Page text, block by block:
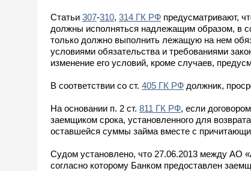
Статьи 307-310, 314 ГК РФ предусматривают,
должны исполняться надлежащим образом, в
только должно выполнить лежащую на нем
условиями обязательства и требованиями
изменение его условий, кроме случаев,
В соответствии со ст. 405 ГК РФ должник,
На основании п. 2 ст. 811 ГК РФ, если
заемщиком срока, установленного для
оставшейся суммы займа вместе с
Судом установлено, что 27.06.2013 между
согласно которому Банком предоставлен